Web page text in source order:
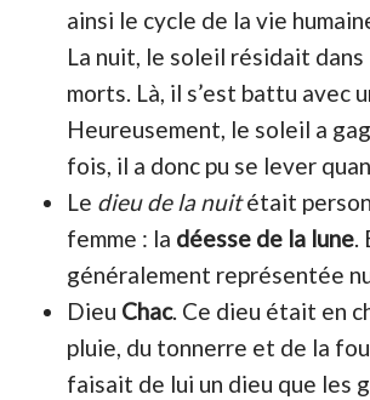
ainsi le cycle de la vie
La nuit, le soleil résidait dans
morts. Là, il s’est battu avec
Heureusement, le soleil a
fois, il a donc pu se lever
Le dieu de la nuitétait
femme : la déesse de la lune.
généralement représentée
Dieu Chac. Ce dieu était en
pluie, du tonnerre et de la
faisait de lui un dieu que les